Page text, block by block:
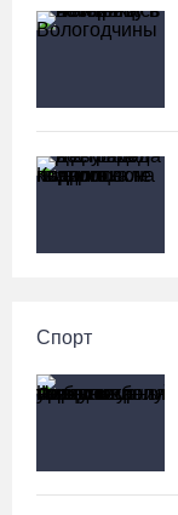
Спорт